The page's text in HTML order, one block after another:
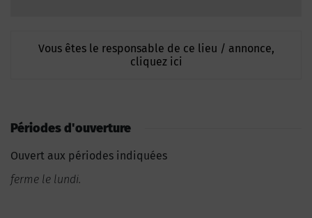
Vous êtes le responsable de ce lieu / annonce,
cliquez ici
Périodes d'ouverture
Ouvert aux périodes indiquées
ferme le lundi.